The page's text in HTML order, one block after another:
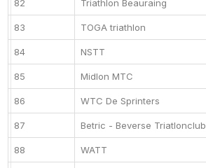
82 Triathlon Beauraing
83 TOGA triathlon
84 NSTT
85 Midlon MTC
86 WTC De Sprinters
87 Betric - Beverse Triatlonclub
88 WATT